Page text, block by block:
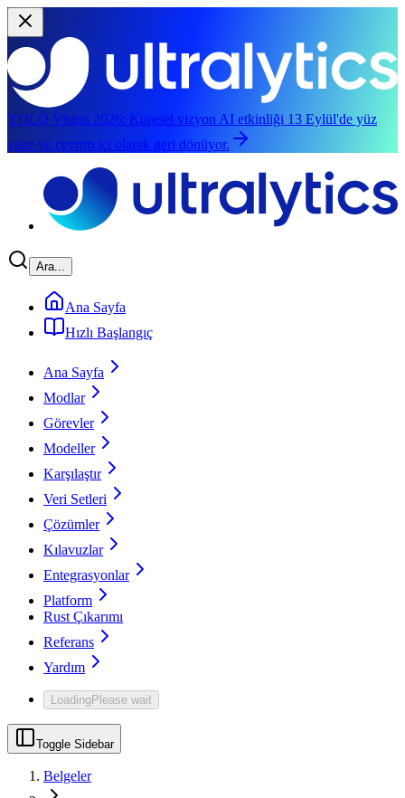
YOLO Vision 2026: Küresel vizyon AI etkinliği 13 Eylül'de yüz
yüze ve çevrim içi olarak geri dönüyor.
Ara...
Ana Sayfa
Hızlı Başlangıç
Ana Sayfa
Modlar
Görevler
Modeller
Karşılaştır
Veri Setleri
Çözümler
Kılavuzlar
Entegrasyonlar
Platform
Rust Çıkarımı
Referans
Yardım
LoadingPlease wait
Toggle Sidebar
Belgeler